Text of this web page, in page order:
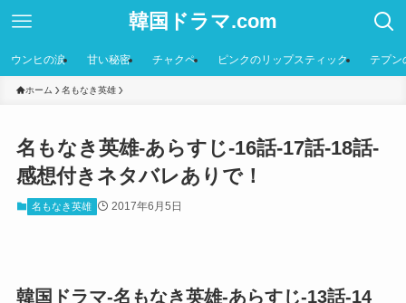
韓国ドラマ.com
ウンヒの涙 甘い秘密 チャクペ ピンクのリップスティック テプン
ホーム 名もなき英雄
名もなき英雄-あらすじ-16話-17話-18話-
感想付きネタバレありで！
名もなき英雄 2017年6月5日
韓国ドラマ-名もなき英雄-あらすじ-13話-14